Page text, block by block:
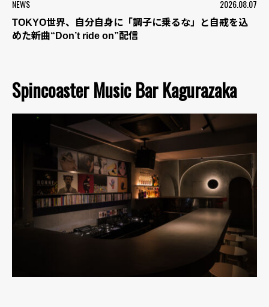
NEWS 2026.08.07
TOKYO世界、自分自身に「調子に乗るな」と自戒を込
めた新曲“Don’t ride on”配信
Spincoaster Music Bar Kagurazaka